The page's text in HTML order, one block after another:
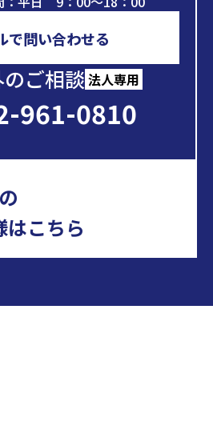
で問い合わせる
ご相談 法人専用
961-0810
の
はこちら